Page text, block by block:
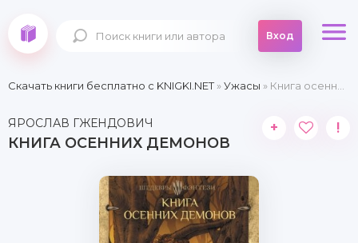
Вход
Скачать книги бесплатно c KNIGKI.NET»Ужасы » Книга осенних демонов
ЯРОСЛАВ ГЖЕНДОВИЧ
КНИГА ОСЕННИХ ДЕМОНОВ
+ !